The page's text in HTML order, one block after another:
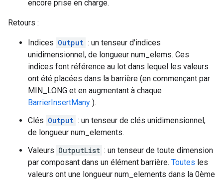
encore prise en charge.
Retours :
Indices Output : un tenseur d'indices
unidimensionnel, de longueur num_elems. Ces
indices font référence au lot dans lequel les valeurs
ont été placées dans la barrière (en commençant par
MIN_LONG et en augmentant à chaque
BarrierInsertMany ).
Clés Output : un tenseur de clés unidimensionnel,
de longueur num_elements.
Valeurs OutputList : un tenseur de toute dimension
par composant dans un élément barrière. Toutes les
valeurs ont une longueur num_elements dans la 0ème